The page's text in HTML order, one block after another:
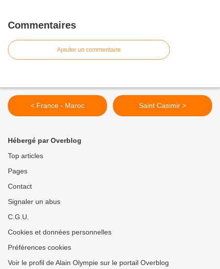
Commentaires
Ajouter un commentaire
< France - Maroc Saint Casimir >
Hébergé par Overblog
Top articles
Pages
Contact
Signaler un abus
C.G.U.
Cookies et données personnelles
Préférences cookies
Voir le profil de Alain Olympie sur le portail Overblog